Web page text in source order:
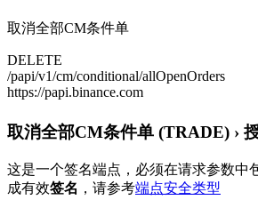
取消全部CM条件单
DELETE
/papi/v1/cm/conditional/allOpenOrders
https://papi.binance.com
取消全部CM条件单 (TRADE) ›
这是一个签名端点，必须在请求参数中
成有效签名 ，请参考端点安全类型